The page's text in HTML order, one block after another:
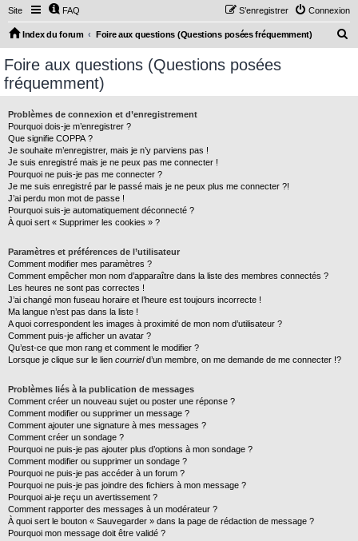
Site FAQ Connexion
S’enregistrer
Index du forum Foire aux questions (Questions posées fréquemment)
Foire aux questions (Questions posées
fréquemment)
Problèmes de connexion et d’enregistrement
Pourquoi dois-je m’enregistrer ?
Que signifie COPPA ?
Je souhaite m’enregistrer, mais je n’y parviens pas !
Je suis enregistré mais je ne peux pas me connecter !
Pourquoi ne puis-je pas me connecter ?
Je me suis enregistré par le passé mais je ne peux plus me connecter ?!
J’ai perdu mon mot de passe !
Pourquoi suis-je automatiquement déconnecté ?
À quoi sert « Supprimer les cookies » ?
Paramètres et préférences de l’utilisateur
Comment modifier mes paramètres ?
Comment empêcher mon nom d’apparaître dans la liste des membres connectés ?
Les heures ne sont pas correctes !
J’ai changé mon fuseau horaire et l’heure est toujours incorrecte !
Ma langue n’est pas dans la liste !
A quoi correspondent les images à proximité de mon nom d’utilisateur ?
Comment puis-je afficher un avatar ?
Qu’est-ce que mon rang et comment le modifier ?
Lorsque je clique sur le lien courrield’un membre, on me demande de me connecter !?
Problèmes liés à la publication de messages
Comment créer un nouveau sujet ou poster une réponse ?
Comment modifier ou supprimer un message ?
Comment ajouter une signature à mes messages ?
Comment créer un sondage ?
Pourquoi ne puis-je pas ajouter plus d’options à mon sondage ?
Comment modifier ou supprimer un sondage ?
Pourquoi ne puis-je pas accéder à un forum ?
Pourquoi ne puis-je pas joindre des fichiers à mon message ?
Pourquoi ai-je reçu un avertissement ?
Comment rapporter des messages à un modérateur ?
À quoi sert le bouton « Sauvegarder » dans la page de rédaction de message ?
Pourquoi mon message doit être validé ?